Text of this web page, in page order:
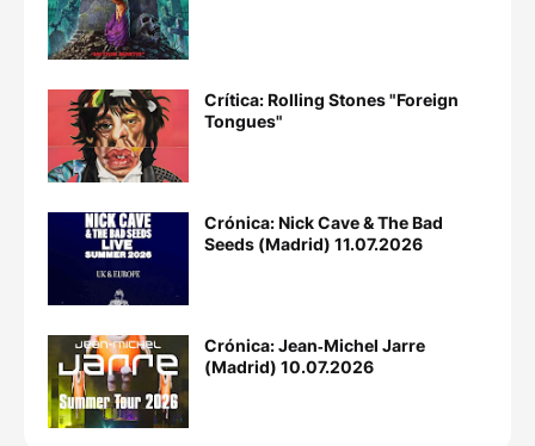
Crítica: Rolling Stones "Foreign
Tongues"
Crónica: Nick Cave & The Bad
Seeds (Madrid) 11.07.2026
Crónica: Jean‐Michel Jarre
(Madrid) 10.07.2026